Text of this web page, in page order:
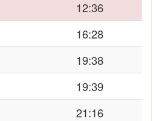
12:36
16:28
19:38
19:39
21:16